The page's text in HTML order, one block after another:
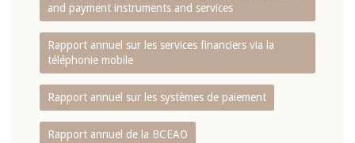
and payment instruments and services
Rapport annuel sur les services financiers via la
téléphonie mobile
Rapport annuel sur les systèmes de paiement
Rapport annuel de la BCEAO